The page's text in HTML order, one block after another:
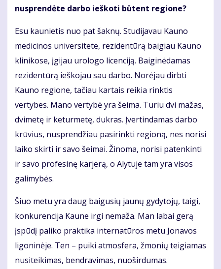
nusprendėte darbo ieškoti būtent regione?
Esu kaunietis nuo pat šaknų. Studijavau Kauno
medicinos universitete, rezidentūrą baigiau Kauno
klinikose, įgijau urologo licenciją. Baiginėdamas
rezidentūrą ieškojau sau darbo. Norėjau dirbti
Kauno regione, tačiau kartais reikia rinktis
vertybes. Mano vertybė yra šeima. Turiu dvi mažas,
dvimetę ir keturmetę, dukras. Įvertindamas darbo
krūvius, nusprendžiau pasirinkti regioną, nes norisi
laiko skirti ir savo šeimai. Žinoma, norisi patenkinti
ir savo profesinę karjerą, o Alytuje tam yra visos
galimybės.
Šiuo metu yra daug baigusių jaunų gydytojų, taigi,
konkurencija Kaune irgi nemaža. Man labai gerą
įspūdį paliko praktika internatūros metu Jonavos
ligoninėje. Ten – puiki atmosfera, žmonių teigiamas
nusiteikimas, bendravimas, nuoširdumas.